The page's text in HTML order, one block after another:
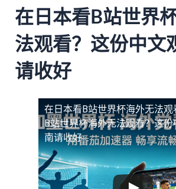
在日本看B站世界
法观看？这份中文
请收好
在日本看B站世界杯海外无法观
B站世界杯海外无法观看？这份
南请收好